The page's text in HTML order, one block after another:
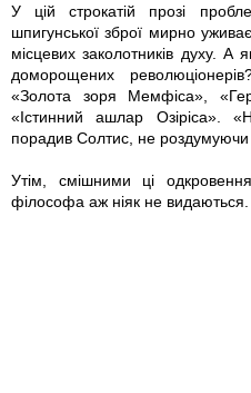
У цій строкатій прозі
шпигунської зброї мирно
місцевих заколотників духу.
доморощених
«Золота зоря Мемфіса»,
«Істинний ашлар Озіріса».
порадив Солтис, не роздумуючи
Утім, смішними ці
філософа аж ніяк не видаються.